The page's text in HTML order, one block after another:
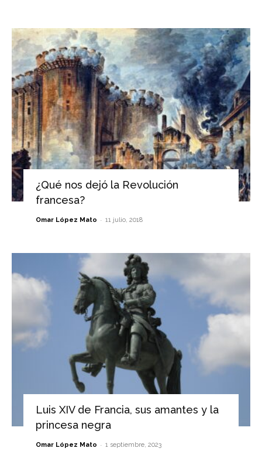
¿Qué nos dejó la Revolución
francesa?
Omar López Mato - 11 julio, 2018
Luis XIV de Francia, sus amantes y la
princesa negra
Omar López Mato - 1 septiembre, 2023